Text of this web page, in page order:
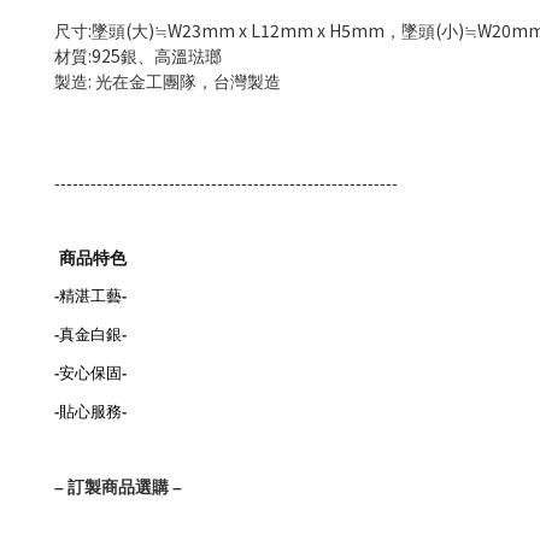
尺寸:墜頭(大)≒W23mm x L12mm x H5mm ，墜頭(小)≒
材質:925銀、高溫琺瑯
製造: 光在金工團隊，台灣製造
---------------------------------------------------------
商品特色
-精湛工藝-
-真金白銀-
-安心保固-
-貼心服務-
–訂製商品選購–